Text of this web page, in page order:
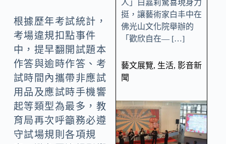
根據歷年考試統計，
考場違規扣點事件
中，提早翻開試題本
作答與逾時作答、考
試時間內攜帶非應試
用品及應試時手機響
起等類型為最多，教
育局再次呼籲務必遵
守試場規則各項規
人」白嘉莉驚喜現身力
挺，讓藝術家白丰中在
佛光山文化院舉辦的
「歡欣自在— […]
藝文展覽, 生活, 影音新
聞